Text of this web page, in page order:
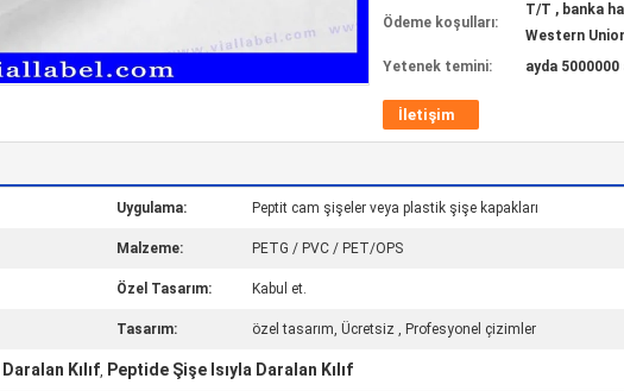
Ödeme koşulları:
T/T , banka
Western
Yetenek temini:
ayda 5000000
İletişim
Uygulama: Peptit cam şişeler veya plastik şişe kapakları
Malzeme: PETG / PVC / PET/OPS
Özel Tasarım: Kabul et.
Tasarım: özel tasarım, Ücretsiz , Profesyonel çizimler
Daralan Kılıf, Peptide Şişe Isıyla Daralan Kılıf